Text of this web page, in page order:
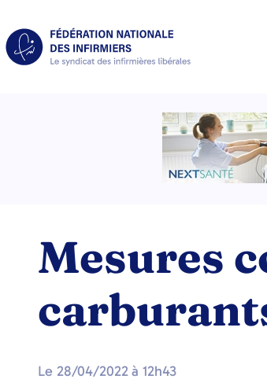
Mesures
Le 28/04/2022à 12h43